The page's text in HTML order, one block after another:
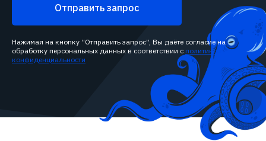
Отправить запрос
Нажимая на кнопку “Отправить запрос”, Вы даёте согласие на
обработку персональных данных в соответствии с политикой
конфиденциальности